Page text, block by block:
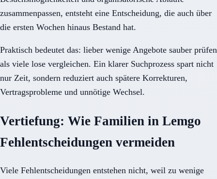
zusammenpassen, entsteht eine Entscheidung, die auch über
die ersten Wochen hinaus Bestand hat.
Praktisch bedeutet das: lieber wenige Angebote sauber prüfen
als viele lose vergleichen. Ein klarer Suchprozess spart nicht
nur Zeit, sondern reduziert auch spätere Korrekturen,
Vertragsprobleme und unnötige Wechsel.
Vertiefung: Wie Familien in Lemgo
Fehlentscheidungen vermeiden
Viele Fehlentscheidungen entstehen nicht, weil zu wenige